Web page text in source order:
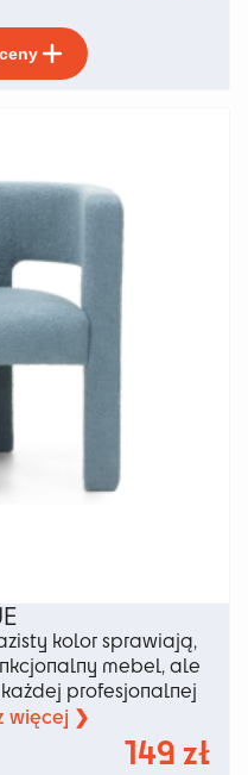
kolor sprawiają,
mebel, ale
profesjonalnej
więcej ❯
149zł